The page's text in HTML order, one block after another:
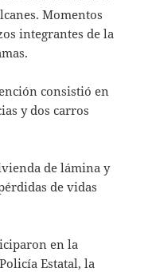
Momentos
integrantes de la
consistió en
y dos carros
de lámina y
de vidas
en la
Estatal, la